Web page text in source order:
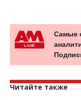
Самые
Читайте также